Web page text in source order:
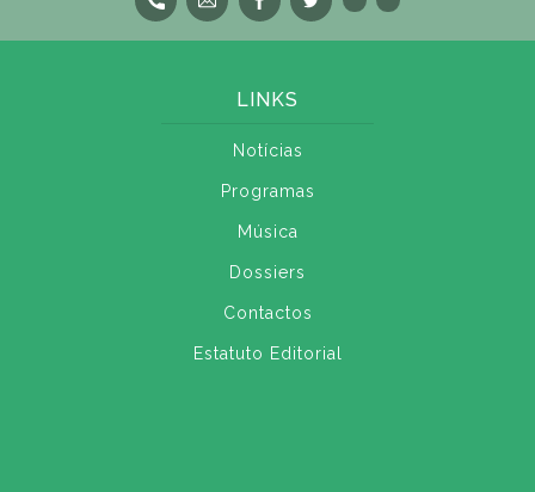
LINKS
Notícias
Programas
Música
Dossiers
Contactos
Estatuto Editorial